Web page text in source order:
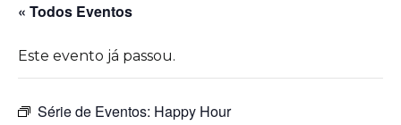
« Todos Eventos
Este evento já passou.
Série de Eventos: Happy Hour